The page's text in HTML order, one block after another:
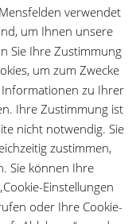
30.
18.
März 2026
beim TuS
Kopf
verwendet
um Ihnen unsere
Sie Ihre Zustimmung
um zum Zwecke
Informationen zu Ihrer
Ihre Zustimmung ist
nicht notwendig. Sie
zustimmen,
Sie können Ihre
Einstellungen
oder Ihre Cookie-